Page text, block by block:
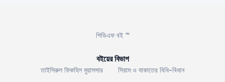
পিডিএফ বই ™
বইয়ের বিভাগ
তাইসিরুল ফিকহিল মুয়াসসার
সিয়াম ও যাকাতের বিধি-বিধান